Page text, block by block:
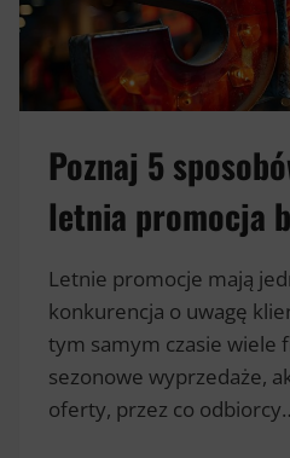
Poznaj 5
letnia promocja
Letnie promocje mają
konkurencja o uwagę
tym samym czasie wiele
sezonowe wyprzedaże,
oferty, przez co